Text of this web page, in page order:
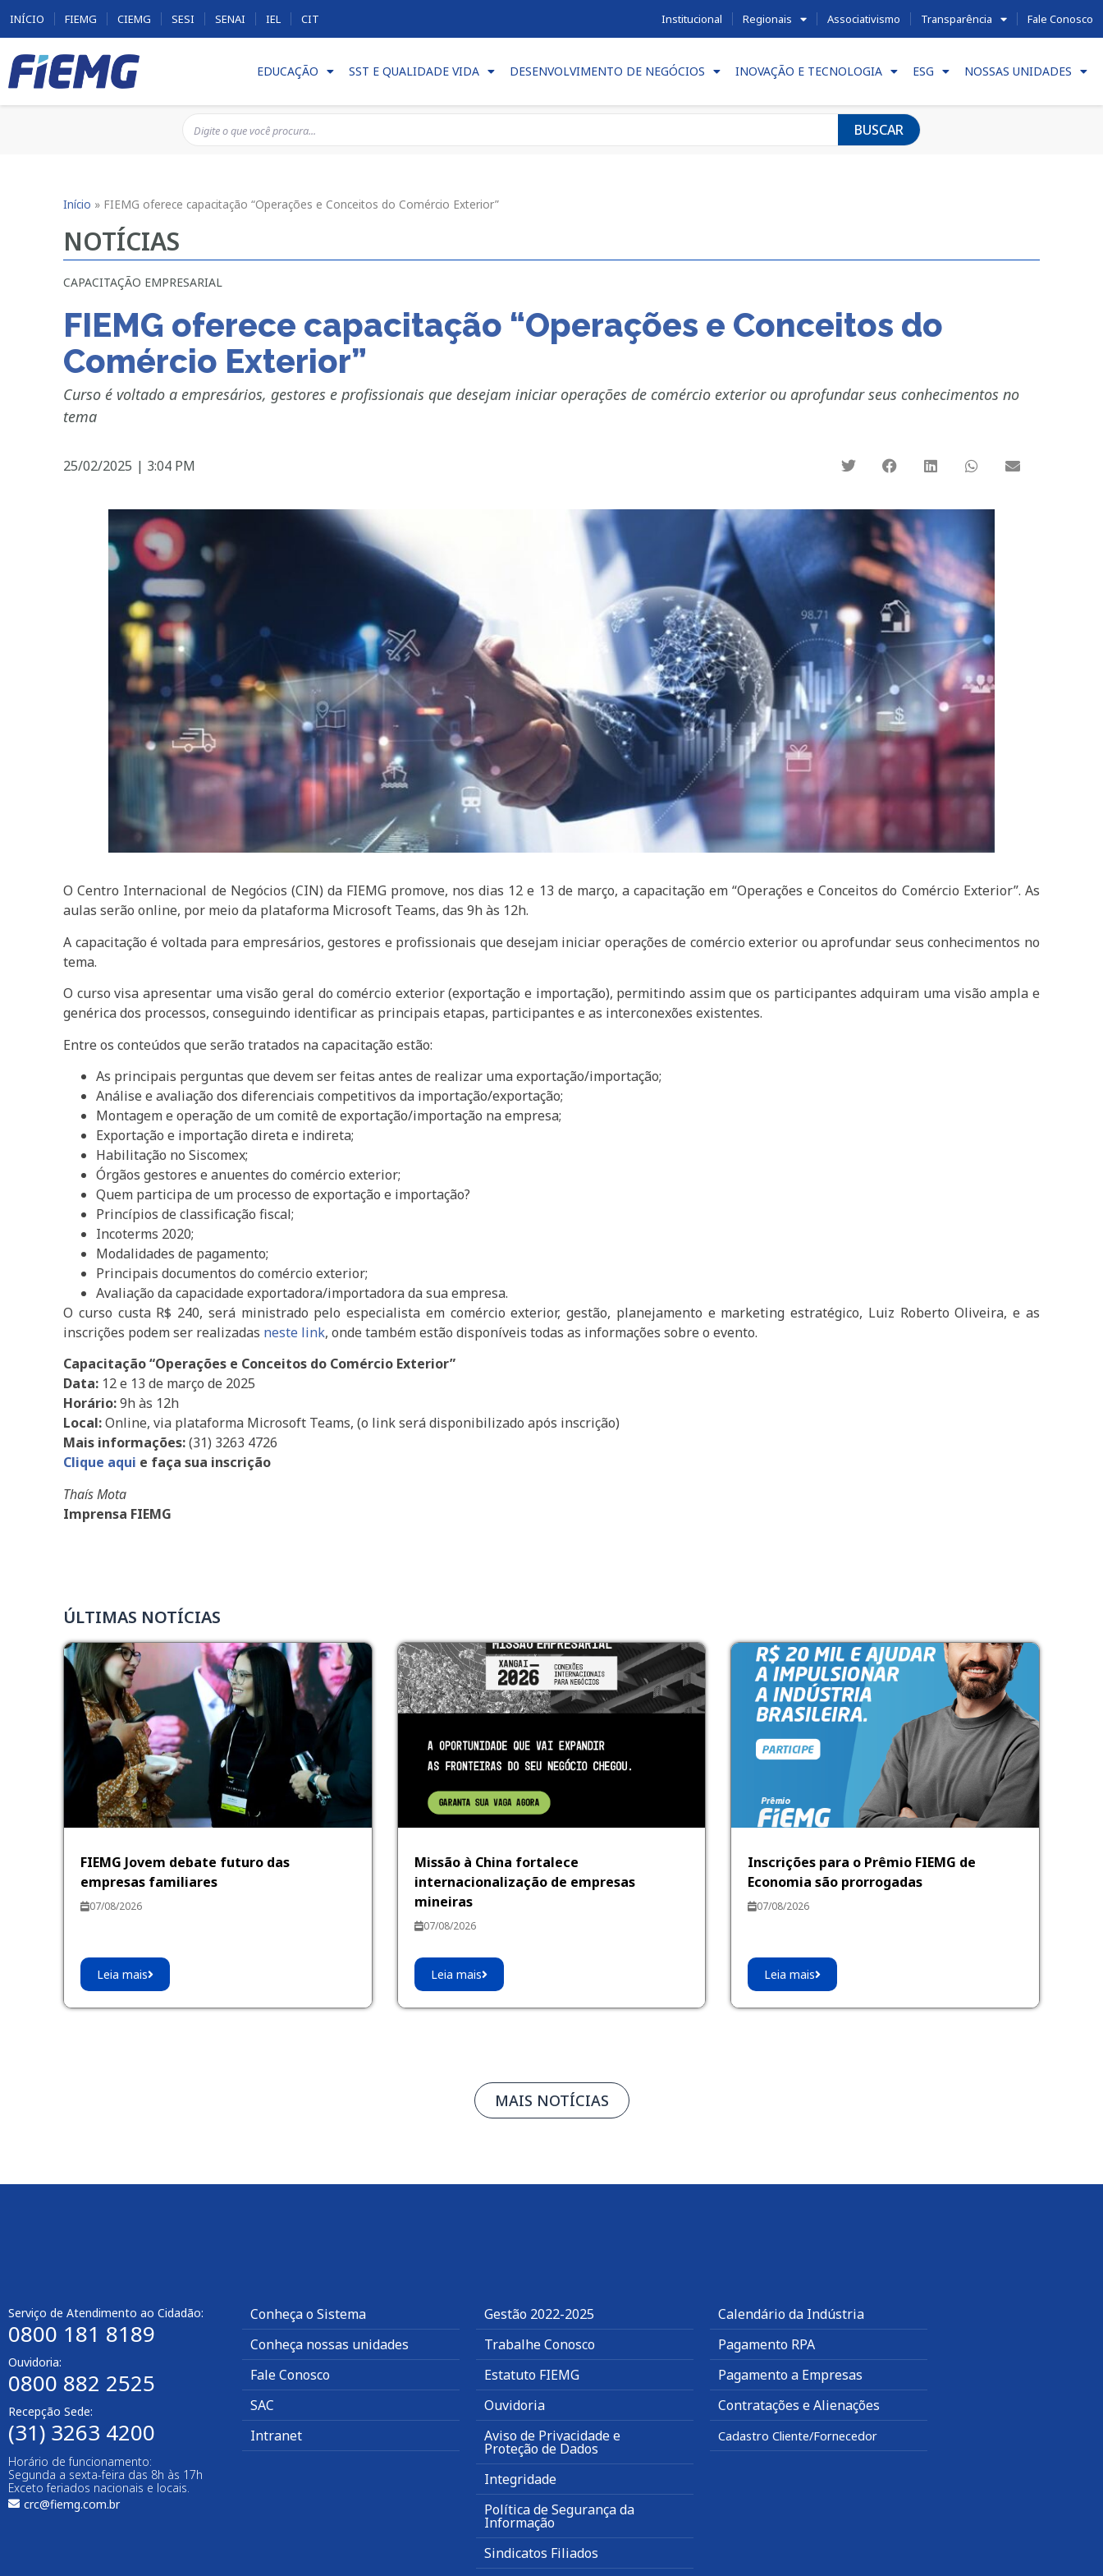
INÍCIO FIEMG CIEMG SESI SENAI IEL CIT Institucional Regionais Associativismo Transparência Fale Conosco
EDUCAÇÃO SST E QUALIDADE VIDA DESENVOLVIMENTO DE NEGÓCIOS INOVAÇÃO E TECNOLOGIA ESG NOSSAS UNIDADES
BUSCAR
Início » FIEMG oferece capacitação “Operações e Conceitos do Comércio Exterior”
NOTÍCIAS
CAPACITAÇÃO EMPRESARIAL
FIEMG oferece capacitação “Operações e Conceitos do
Comércio Exterior”
Curso é voltado a empresários, gestores e profissionais que desejam iniciar operações de comércio exterior ou aprofundar seus conhecimentos no
tema
25/02/2025 | 3:04 PM
O Centro Internacional de Negócios (CIN) da FIEMG promove, nos dias 12 e 13 de março, a capacitação em “Operações e Conceitos do Comércio Exterior”. As
aulas serão online, por meio da plataforma Microsoft Teams, das 9h às 12h.
A capacitação é voltada para empresários, gestores e profissionais que desejam iniciar operações de comércio exterior ou aprofundar seus conhecimentos no
tema.
O curso visa apresentar uma visão geral do comércio exterior (exportação e importação), permitindo assim que os participantes adquiram uma visão ampla e
genérica dos processos, conseguindo identificar as principais etapas, participantes e as interconexões existentes.
Entre os conteúdos que serão tratados na capacitação estão:
As principais perguntas que devem ser feitas antes de realizar uma exportação/importação;
Análise e avaliação dos diferenciais competitivos da importação/exportação;
Montagem e operação de um comitê de exportação/importação na empresa;
Exportação e importação direta e indireta;
Habilitação no Siscomex;
Órgãos gestores e anuentes do comércio exterior;
Quem participa de um processo de exportação e importação?
Princípios de classificação fiscal;
Incoterms 2020;
Modalidades de pagamento;
Principais documentos do comércio exterior;
Avaliação da capacidade exportadora/importadora da sua empresa.
O curso custa R$ 240, será ministrado pelo especialista em comércio exterior, gestão, planejamento e marketing estratégico, Luiz Roberto Oliveira, e as
inscrições podem ser realizadas neste link, onde também estão disponíveis todas as informações sobre o evento.
Capacitação “Operações e Conceitos do Comércio Exterior”
Data: 12 e 13 de março de 2025
Horário:9h às 12h
Local:Online, via plataforma Microsoft Teams, (o link será disponibilizado após inscrição)
Mais informações:(31) 3263 4726
Clique aqui e faça sua inscrição
Thaís Mota
Imprensa FIEMG
ÚLTIMAS NOTÍCIAS
FIEMG Jovem debate futuro das
empresas familiares
07/08/2026
Leia mais
Missão à China fortalece
internacionalização de empresas
mineiras
07/08/2026
Leia mais
Inscrições para o Prêmio FIEMG de
Economia são prorrogadas
07/08/2026
Leia mais
MAIS NOTÍCIAS
Serviço de Atendimento ao Cidadão:
0800 181 8189
Ouvidoria:
0800 882 2525
Recepção Sede:
(31) 3263 4200
Horário de funcionamento:
Segunda a sexta-feira das 8h às 17h
Exceto feriados nacionais e locais.
crc@fiemg.com.br
Conheça o Sistema
Conheça nossas unidades
Fale Conosco
SAC
Intranet
Gestão 2022-2025
Trabalhe Conosco
Estatuto FIEMG
Ouvidoria
Aviso de Privacidade e
Proteção de Dados
Integridade
Política de Segurança da
Informação
Sindicatos Filiados
Calendário da Indústria
Pagamento RPA
Pagamento a Empresas
Contratações e Alienações
Cadastro Cliente/Fornecedor